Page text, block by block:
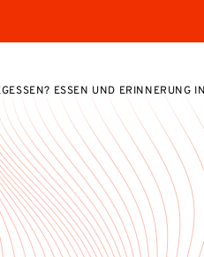
ESSEN UND ERINNERUNG